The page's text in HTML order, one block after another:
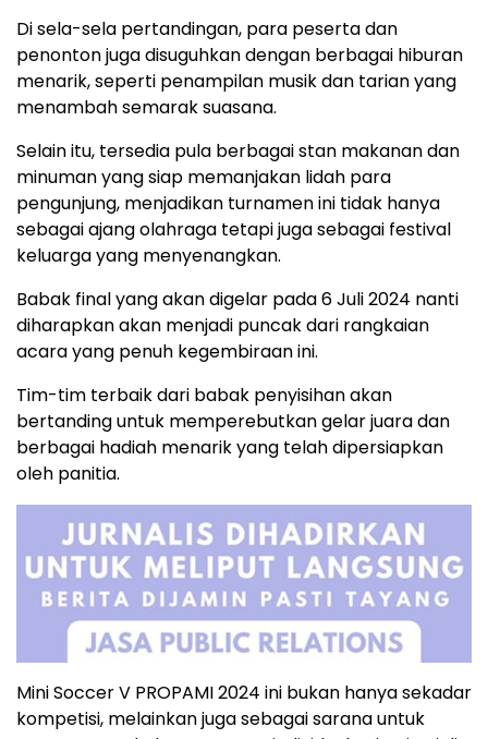
Di sela-sela pertandingan, para peserta dan
penonton juga disuguhkan dengan berbagai hiburan
menarik, seperti penampilan musik dan tarian yang
menambah semarak suasana.
Selain itu, tersedia pula berbagai stan makanan dan
minuman yang siap memanjakan lidah para
pengunjung, menjadikan turnamen ini tidak hanya
sebagai ajang olahraga tetapi juga sebagai festival
keluarga yang menyenangkan.
Babak final yang akan digelar pada 6 Juli 2024 nanti
diharapkan akan menjadi puncak dari rangkaian
acara yang penuh kegembiraan ini.
Tim-tim terbaik dari babak penyisihan akan
bertanding untuk memperebutkan gelar juara dan
berbagai hadiah menarik yang telah dipersiapkan
oleh panitia.
Mini Soccer V PROPAMI 2024 ini bukan hanya sekadar
kompetisi, melainkan juga sebagai sarana untuk